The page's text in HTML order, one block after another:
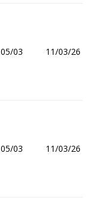
05/03 11/03/26
05/03 11/03/26